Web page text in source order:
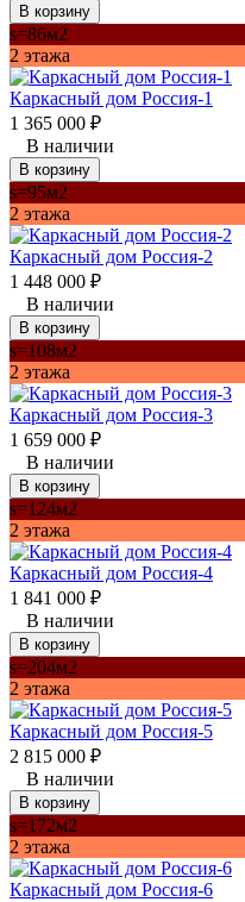
В корзину
s=86м2
2 этажа
Каркасный дом Россия-1
1 365 000 ₽
В наличии
В корзину
s=95м2
2 этажа
Каркасный дом Россия-2
1 448 000 ₽
В наличии
В корзину
s=108м2
2 этажа
Каркасный дом Россия-3
1 659 000 ₽
В наличии
В корзину
s=124м2
2 этажа
Каркасный дом Россия-4
1 841 000 ₽
В наличии
В корзину
s=204м2
2 этажа
Каркасный дом Россия-5
2 815 000 ₽
В наличии
В корзину
s=172м2
2 этажа
Каркасный дом Россия-6